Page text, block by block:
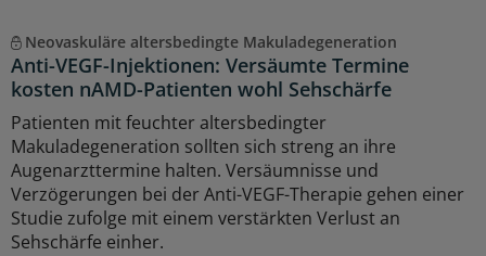
Neovaskuläre altersbedingte Makuladegeneration
Anti-VEGF-Injektionen: Versäumte Termine
kosten nAMD-Patienten wohl Sehschärfe
Patienten mit feuchter altersbedingter
Makuladegeneration sollten sich streng an ihre
Augenarzttermine halten. Versäumnisse und
Verzögerungen bei der Anti-VEGF-Therapie gehen einer
Studie zufolge mit einem verstärkten Verlust an
Sehschärfe einher.